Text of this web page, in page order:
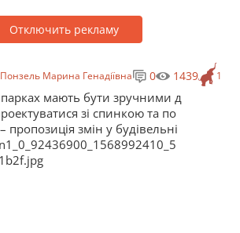
Отключить рекламу
Понзель Марина Генадіївна 1
0 1439